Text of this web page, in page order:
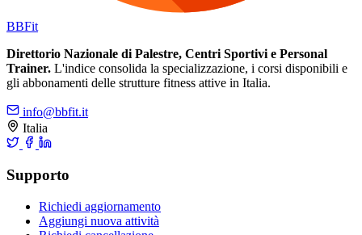
BBFit
Direttorio Nazionale di Palestre, Centri Sportivi e Personal
Trainer. L'indice consolida la specializzazione, i corsi disponibili e
gli abbonamenti delle strutture fitness attive in Italia.
info@bbfit.it
Italia
Supporto
Richiedi aggiornamento
Aggiungi nuova attività